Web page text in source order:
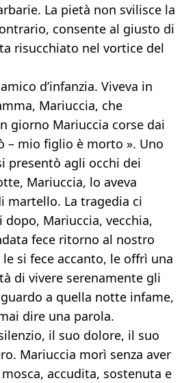
La pietà non svilisce la
consente al giusto di
risucchiato nel vortice del
d’infanzia. Viveva in
Mariuccia, che
giorno Mariuccia corse dai
– mio figlio è morto ». Uno
presentò agli occhi dei
Mariuccia, lo aveva
martello. La tragedia ci
dopo, Mariuccia, vecchia,
fece ritorno al nostro
si fece accanto, le offrì una
di vivere serenamente gli
a quella notte infame,
dire una parola.
il suo dolore, il suo
Mariuccia morì senza aver
accudita, sostenuta e